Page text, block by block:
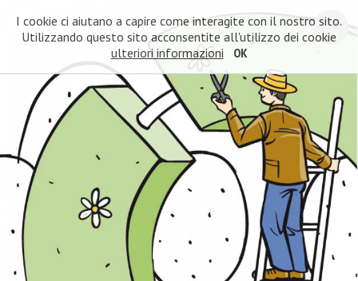
I cookie ci aiutano a capire come interagite con il nostro sito.
Utilizzando questo sito acconsentite all'utilizzo dei cookie
ulteriori informazioni
OK